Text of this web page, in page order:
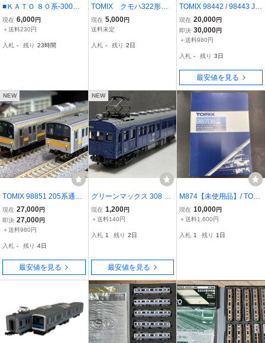
■ＫＡＴＯ ８０系-300電
車 動力付き４両セット■
送料２３０円
現在 6,000円
＋送料230円
入札 - 残り 23時間
TOMIX クモハ322形（3
23系） JR WEST Parad
e Train トレインボックス
現在 5,000円
送料未定
入札 - 残り 2日
TOMIX 98442 / 98443 JR
205系通勤電車 (前期車京
葉線) 基本増結 10両
現在 20,000円
即決 30,000円
＋送料980円
入札 - 残り 3日
最安値を見る
NEW
TOMIX 98851 205系通勤
電車 中央・総武線各駅停
車セット 10両 Nゲージ ト
ミックス
現在 27,000円
即決 27,000円
＋送料980円
入札 - 残り 4日
最安値を見る
NEW
グリーンマックス 308 国
鉄 クモハ12形 クモハ120
40 福塩線 1両 車両のみ
41 50系併走等
現在 1,200円
＋送料140円
入札 1 残り 2日
最安値を見る
M874【未使用品】/ TOMI
X 98708 JR E231 0系 通
勤電車 中央 総武線各駅停
ミックス 鉄道模型 電車模
現在 10,000円
＋送料1,600円
入札 1 残り 1日